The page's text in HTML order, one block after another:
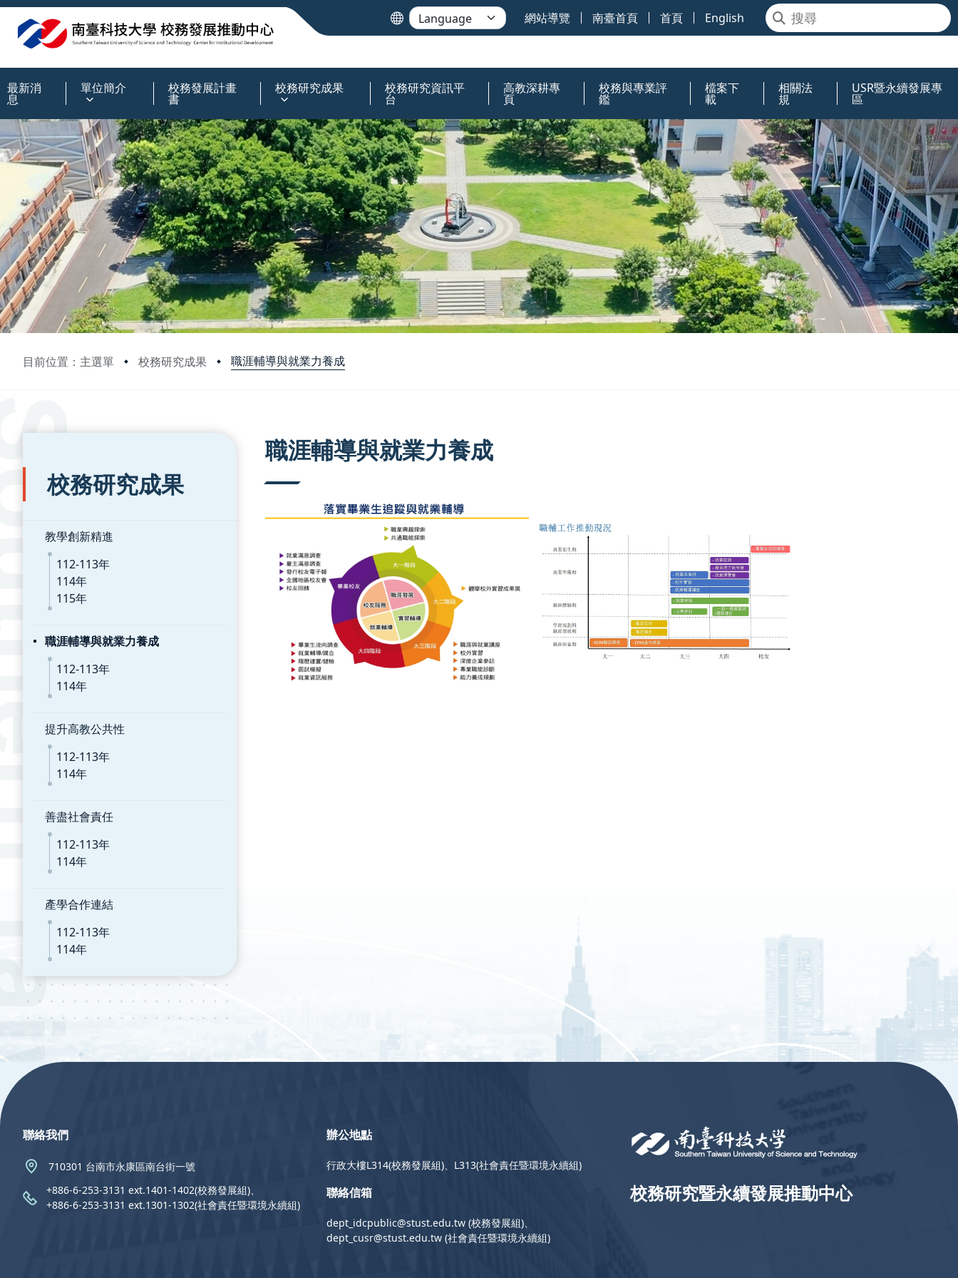
網站導覽 南臺首頁 首頁 English
最新消
息
單位簡介 校務發展計畫
書
校務研究成果 校務研究資訊平
台
高教深耕專
頁
校務與專業評
鑑
檔案下
載
相關法
規
USR暨永續發展專
區
目前位置：主選單 校務研究成果 職涯輔導與就業力養成
:::
校務研究成果
教學創新精進
112-113年
114年
115年
職涯輔導與就業力養成
112-113年
114年
提升高教公共性
112-113年
114年
善盡社會責任
112-113年
114年
產學合作連結
112-113年
114年
職涯輔導與就業力養成
:::
校務研究暨永續發展推動中心
聯絡我們
710301 台南市永康區南台街一號
+886-6-253-3131 ext.1401-1402(校務發展組)、
+886-6-253-3131 ext.1301-1302(社會責任暨環境永續組)
辦公地點
行政大樓L314(校務發展組)、L313(社會責任暨環境永續組)
聯絡信箱
dept_idcpublic@stust.edu.tw (校務發展組)、
dept_cusr@stust.edu.tw (社會責任暨環境永續組)